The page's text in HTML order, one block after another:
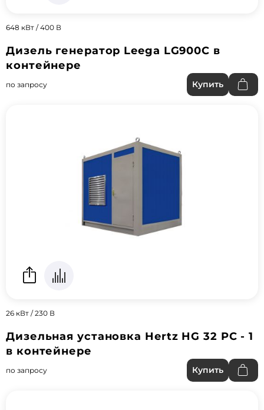
648 кВт / 400 В
Дизель генератор Leega LG900C в
контейнере
по запросу Купить
26 кВт / 230 В
Дизельная установка Hertz HG 32 PC - 1
в контейнере
по запросу Купить